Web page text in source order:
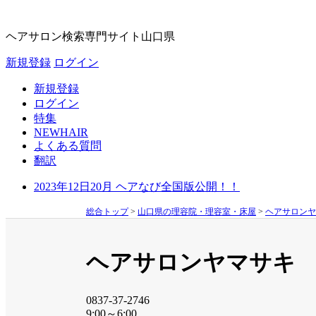
ヘアサロン検索専門サイト 山口県
新規登録 ログイン
新規登録
ログイン
特集
NEWHAIR
よくある質問
翻訳
2023年12日20月 ヘアなび全国版公開！！
総合トップ> 山口県の理容院・理容室・床屋 > ヘアサロン
ヘアサロンヤマサキ
0837-37-2746
9:00～6:00